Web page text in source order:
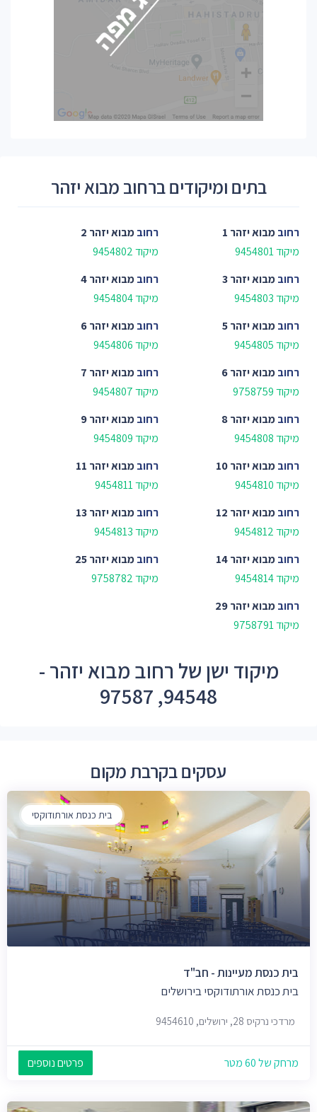
בתים ומיקודים ברחוב מבוא יזהר
רחובמבוא יזהר 1
מיקוד 9454801
רחובמבוא יזהר 2
מיקוד 9454802
רחובמבוא יזהר 3
מיקוד 9454803
רחובמבוא יזהר 4
מיקוד 9454804
רחובמבוא יזהר 5
מיקוד 9454805
רחובמבוא יזהר 6
מיקוד 9454806
רחובמבוא יזהר 6
מיקוד 9758759
רחובמבוא יזהר 7
מיקוד 9454807
רחובמבוא יזהר 8
מיקוד 9454808
רחובמבוא יזהר 9
מיקוד 9454809
רחובמבוא יזהר 10
מיקוד 9454810
רחובמבוא יזהר 11
מיקוד 9454811
רחובמבוא יזהר 12
מיקוד 9454812
רחובמבוא יזהר 13
מיקוד 9454813
רחובמבוא יזהר 14
מיקוד 9454814
רחובמבוא יזהר 25
מיקוד 9758782
רחובמבוא יזהר 29
מיקוד 9758791
מיקוד ישן של רחוב מבוא יזהר -
94548, 97587
עסקים בקרבת מקום
בית כנסת אורתודוקסי
בית כנסת מעיינות - חב"ד
בית כנסת אורתודוקסי בירושלים
מרדכי נרקיס 28, ירושלים, 9454610
מרחק של 60 מטר פרטים נוספים